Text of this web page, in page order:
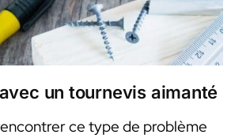
un tournevis aimanté
ce type de problème